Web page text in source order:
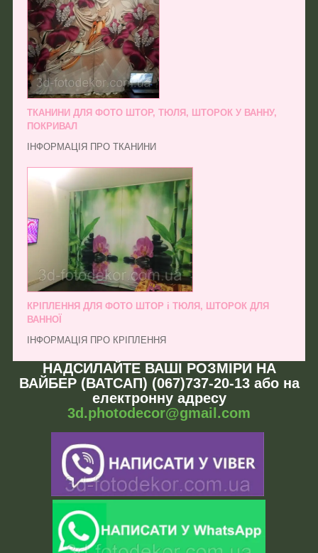
ТКАНИНИ ДЛЯ ФОТО ШТОР, ТЮЛЯ, ШТОРОК У ВАННУ,
ПОКРИВАЛ
ІНФОРМАЦІЯ ПРО ТКАНИНИ
КРІПЛЕННЯ ДЛЯ ФОТО ШТОР і ТЮЛЯ, ШТОРОК ДЛЯ
ВАННОЇ
ІНФОРМАЦІЯ ПРО КРІПЛЕННЯ
НАДСИЛАЙТЕ ВАШІ РОЗМІРИ НА
ВАЙБЕР (ВАТСАП) (067)737-20-13 або на
електронну адресу
3d.photodecor@gmail.com